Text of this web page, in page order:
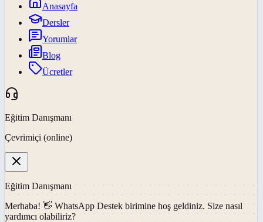
Anasayfa
Dersler
Yorumlar
Blog
Ücretler
Eğitim Danışmanı
Çevrimiçi (online)
Eğitim Danışmanı
Merhaba! 👋 WhatsApp Destek birimine hoş geldiniz. Size nasıl
yardımcı olabiliriz?